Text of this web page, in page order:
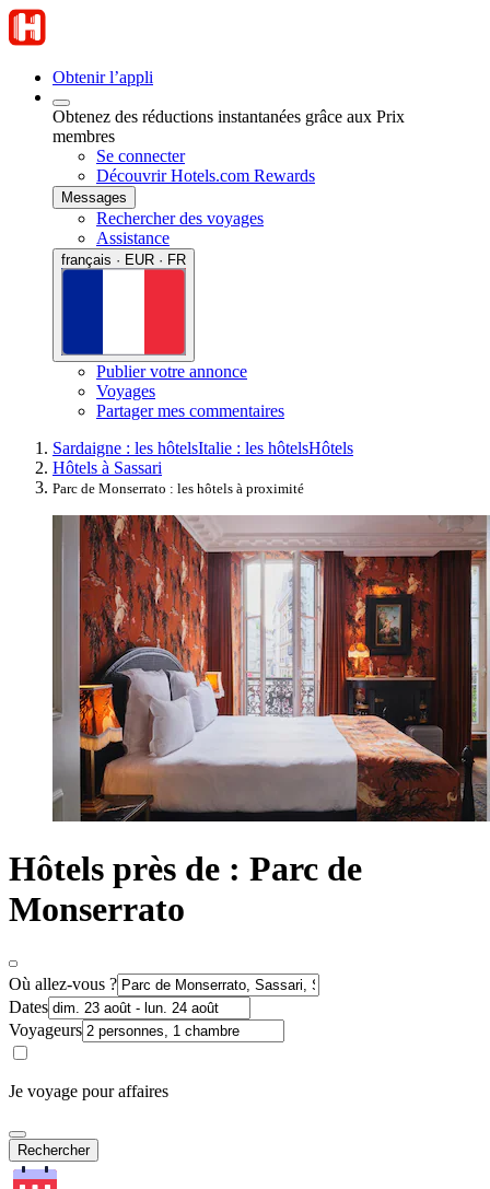
Obtenir l’appli
Obtenez des réductions instantanées grâce aux Prix
membres
Se connecter
Découvrir Hotels.com Rewards
Messages
Rechercher des voyages
Assistance
français · EUR · FR
Publier votre annonce
Voyages
Partager mes commentaires
Sardaigne : les hôtelsItalie : les hôtelsHôtels
Hôtels à Sassari
Parc de Monserrato : les hôtels à proximité
Hôtels près de : Parc de
Monserrato
Où allez-vous ?
Dates
Voyageurs
Je voyage pour affaires
Rechercher